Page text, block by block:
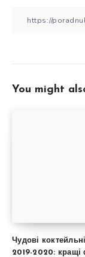
You might
Чудові
2019-2020: кращі